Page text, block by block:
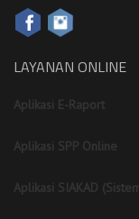
LAYANAN ONLINE
Aplikasi E-Raport
Aplikasi SPP Online
Aplikasi SIAKAD